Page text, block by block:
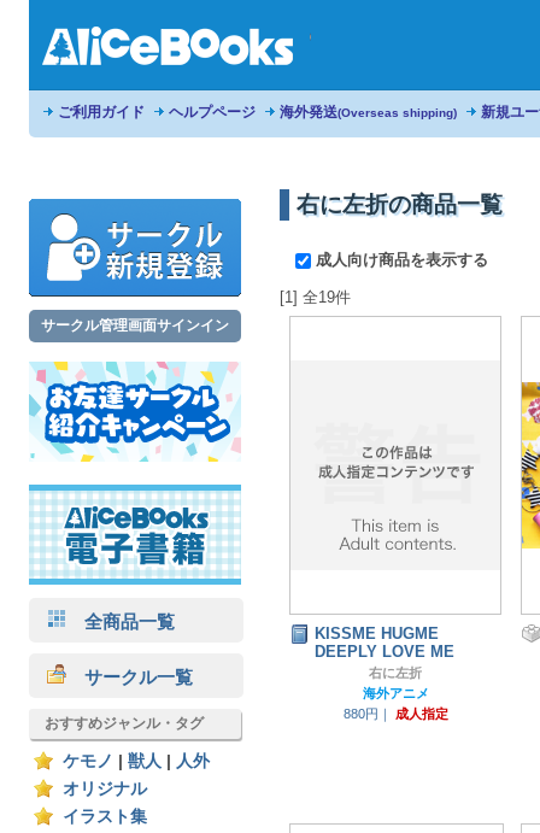
ご利用ガイド ヘルプページ 海外発送(Overseas shipping) 新規ユ
サークル管理画面サインイン
全商品一覧
サークル一覧
おすすめジャンル・タグ
ケモノ 獣人
人外
オリジナル
イラスト集
右に左折の商品一覧
成人向け商品を表示する
[1] 全19件
KISSME HUGME
DEEPLY LOVE ME
右に左折
海外アニメ
880円｜
成人指定